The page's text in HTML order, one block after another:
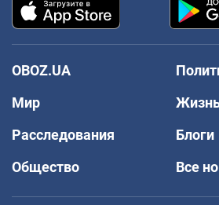
OBOZ.UA
Мир
Расследования
Блоги
Общество
Все